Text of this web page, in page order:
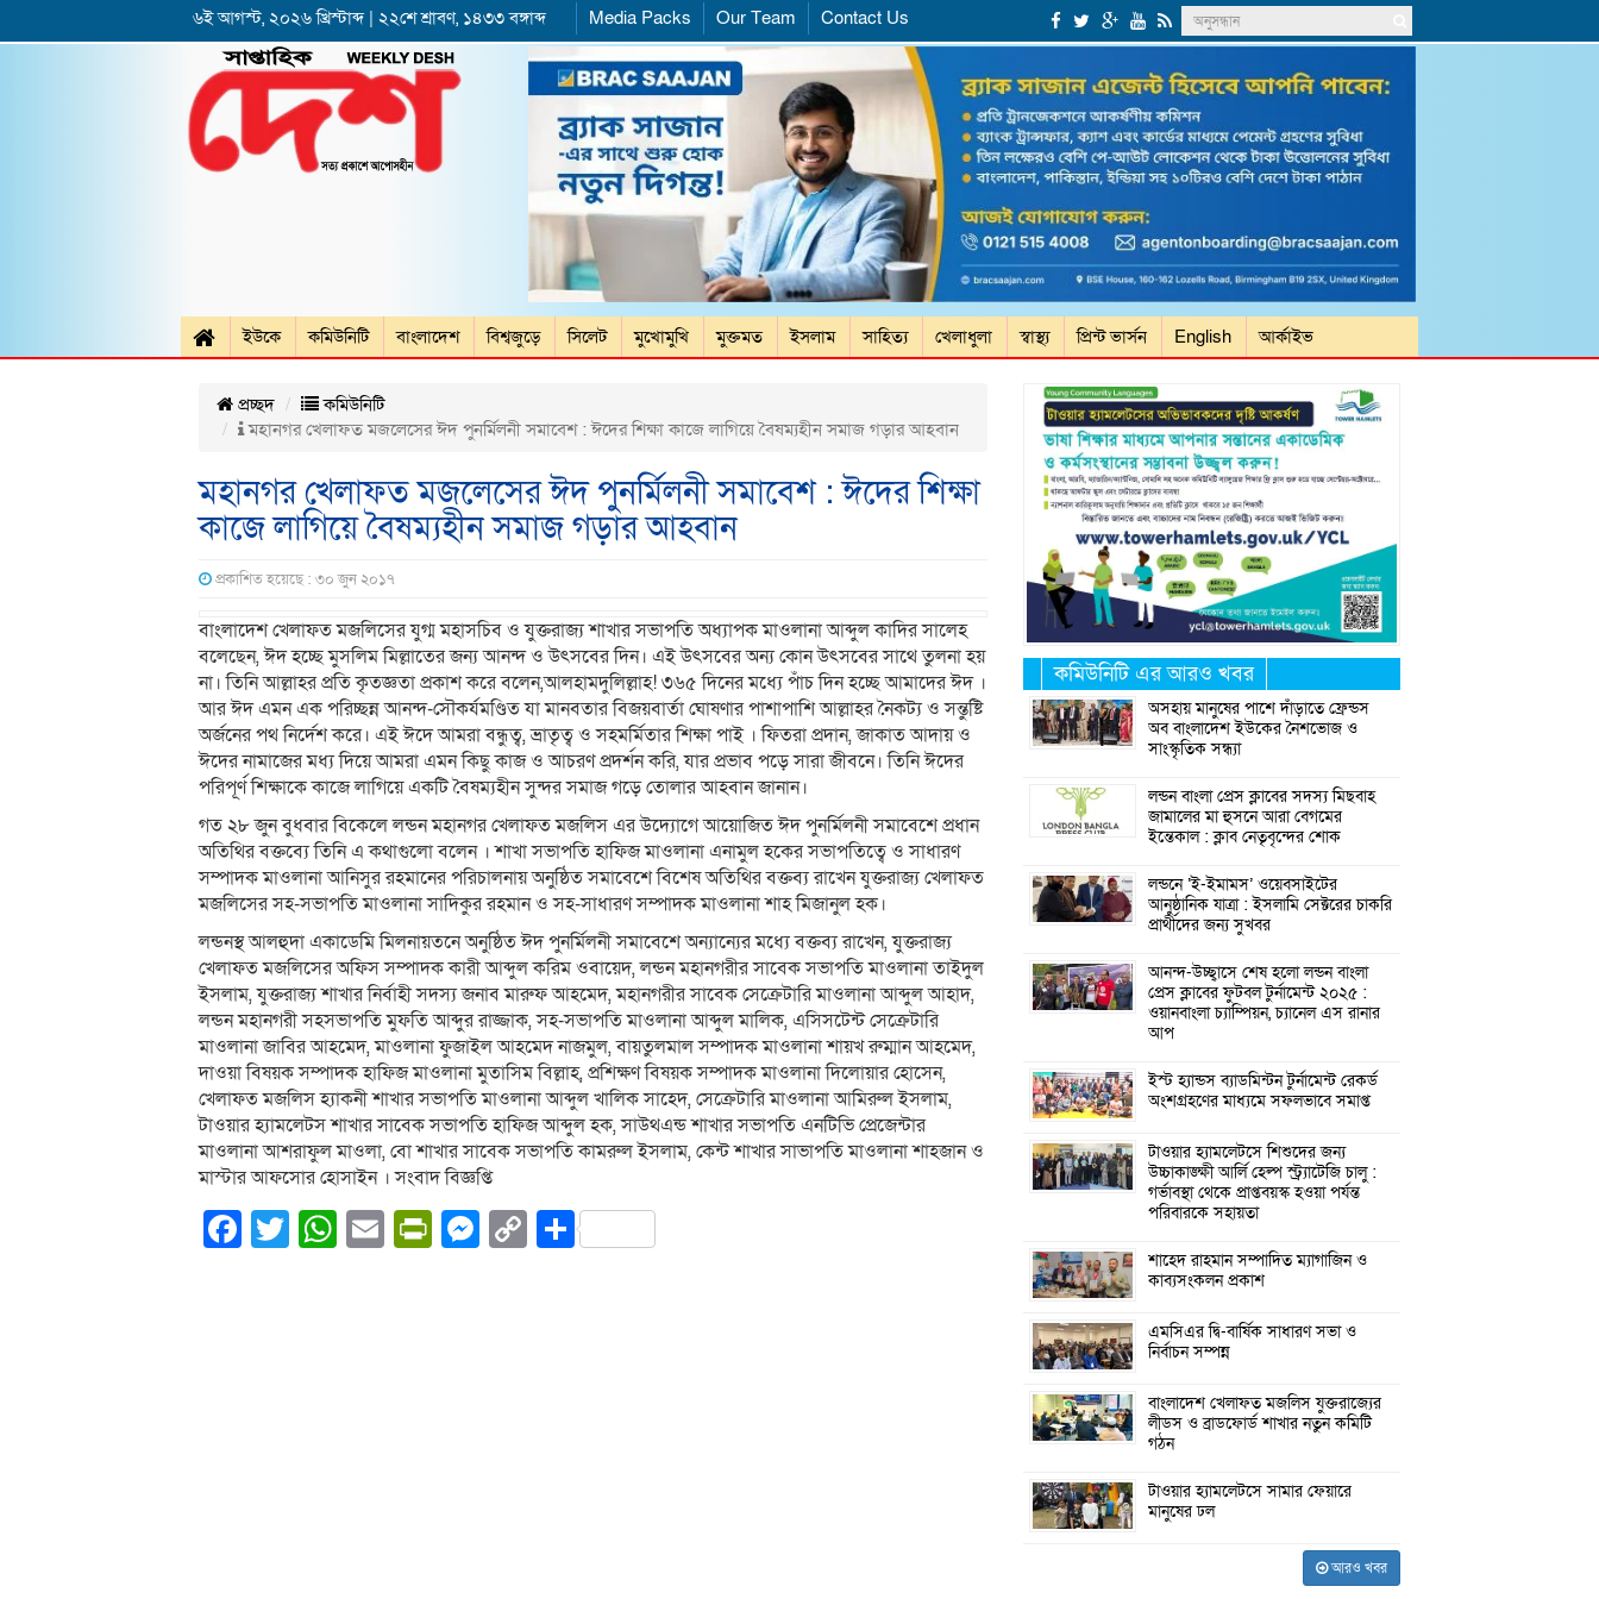
৬ই আগস্ট, ২০২৬ খ্রিস্টাব্দ | ২২শে শ্রাবণ, ১৪৩৩ বঙ্গাব্দ Media Packs Our Team Contact Us
ইউকে কমিউনিটি বাংলাদেশ বিশ্বজুড়ে সিলেট মুখোমুখি মুক্তমত ইসলাম সাহিত্য খেলাধুলা স্বাস্থ্য প্রিন্ট ভার্সন English আর্কাইভ
প্রচ্ছদ
কমিউনিটি
মহানগর খেলাফত মজলেসের ঈদ পুনর্মিলনী সমাবেশ : ঈদের শিক্ষা কাজে লাগিয়ে বৈষম্যহীন সমাজ গড়ার আহবান
মহানগর খেলাফত মজলেসের ঈদ পুনর্মিলনী সমাবেশ : ঈদের শিক্ষা
কাজে লাগিয়ে বৈষম্যহীন সমাজ গড়ার আহবান
প্রকাশিত হয়েছে : ৩০ জুন ২০১৭
বাংলাদেশ খেলাফত মজলিসের যুগ্ম মহাসচিব ও যুক্তরাজ্য শাখার সভাপতি অধ্যাপক মাওলানা আব্দুল কাদির সালেহ
বলেছেন, ঈদ হচ্ছে মুসলিম মিল্লাতের জন্য আনন্দ ও উৎসবের দিন। এই উৎসবের অন্য কোন উৎসবের সাথে তুলনা হয়
না। তিনি আল্লাহর প্রতি কৃতজ্ঞতা প্রকাশ করে বলেন,আলহামদুলিল্লাহ! ৩৬৫ দিনের মধ্যে পাঁচ দিন হচ্ছে আমাদের ঈদ ।
আর ঈদ এমন এক পরিচ্ছন্ন আনন্দ-সৌকর্যমণ্ডিত যা মানবতার বিজয়বার্তা ঘোষণার পাশাপাশি আল্লাহর নৈকট্য ও সন্তুষ্টি
অর্জনের পথ নির্দেশ করে। এই ঈদে আমরা বন্ধুত্ব, ভ্রাতৃত্ব ও সহমর্মিতার শিক্ষা পাই । ফিতরা প্রদান, জাকাত আদায় ও
ঈদের নামাজের মধ্য দিয়ে আমরা এমন কিছু কাজ ও আচরণ প্রদর্শন করি, যার প্রভাব পড়ে সারা জীবনে। তিনি ঈদের
পরিপূর্ণ শিক্ষাকে কাজে লাগিয়ে একটি বৈষম্যহীন সুন্দর সমাজ গড়ে তোলার আহবান জানান।
গত ২৮ জুন বুধবার বিকেলে লন্ডন মহানগর খেলাফত মজলিস এর উদ্যোগে আয়োজিত ঈদ পুনর্মিলনী সমাবেশে প্রধান
অতিথির বক্তব্যে তিনি এ কথাগুলো বলেন । শাখা সভাপতি হাফিজ মাওলানা এনামুল হকের সভাপতিত্বে ও সাধারণ
সম্পাদক মাওলানা আনিসুর রহমানের পরিচালনায় অনুষ্ঠিত সমাবেশে বিশেষ অতিথির বক্তব্য রাখেন যুক্তরাজ্য খেলাফত
মজলিসের সহ-সভাপতি মাওলানা সাদিকুর রহমান ও সহ-সাধারণ সম্পাদক মাওলানা শাহ মিজানুল হক।
লন্ডনস্থ আলহুদা একাডেমি মিলনায়তনে অনুষ্ঠিত ঈদ পুনর্মিলনী সমাবেশে অন্যান্যের মধ্যে বক্তব্য রাখেন, যুক্তরাজ্য
খেলাফত মজলিসের অফিস সম্পাদক কারী আব্দুল করিম ওবায়েদ, লন্ডন মহানগরীর সাবেক সভাপতি মাওলানা তাইদুল
ইসলাম, যুক্তরাজ্য শাখার নির্বাহী সদস্য জনাব মারুফ আহমেদ, মহানগরীর সাবেক সেক্রেটারি মাওলানা আব্দুল আহাদ,
লন্ডন মহানগরী সহসভাপতি মুফতি আব্দুর রাজ্জাক, সহ-সভাপতি মাওলানা আব্দুল মালিক, এসিসটেন্ট সেক্রেটারি
মাওলানা জাবির আহমেদ, মাওলানা ফুজাইল আহমেদ নাজমুল, বায়তুলমাল সম্পাদক মাওলানা শায়খ রুম্মান আহমেদ,
দাওয়া বিষয়ক সম্পাদক হাফিজ মাওলানা মুতাসিম বিল্লাহ, প্রশিক্ষণ বিষয়ক সম্পাদক মাওলানা দিলোয়ার হোসেন,
খেলাফত মজলিস হ্যাকনী শাখার সভাপতি মাওলানা আব্দুল খালিক সাহেদ, সেক্রেটারি মাওলানা আমিরুল ইসলাম,
টাওয়ার হ্যামলেটস শাখার সাবেক সভাপতি হাফিজ আব্দুল হক, সাউথএন্ড শাখার সভাপতি এনটিভি প্রেজেন্টার
মাওলানা আশরাফুল মাওলা, বো শাখার সাবেক সভাপতি কামরুল ইসলাম, কেন্ট শাখার সাভাপতি মাওলানা শাহজান ও
মাস্টার আফসোর হোসাইন । সংবাদ বিজ্ঞপ্তি
Facebook
Twitter
WhatsApp
EmailPrintFriendly
Messenger
CopyShare
কমিউনিটি এর আরও খবর
অসহায় মানুষের পাশে দাঁড়াতে ফ্রেন্ডস
অব বাংলাদেশ ইউকের নৈশভোজ ও
সাংস্কৃতিক সন্ধ্যা
লন্ডন বাংলা প্রেস ক্লাবের সদস্য মিছবাহ
জামালের মা হুসনে আরা বেগমের
ইন্তেকাল : ক্লাব নেতৃবৃন্দের শোক
লন্ডনে ‘ই-ইমামস’ ওয়েবসাইটের
আনুষ্ঠানিক যাত্রা : ইসলামি সেক্টরের চাকরি
প্রার্থীদের জন্য সুখবর
আনন্দ-উচ্ছ্বাসে শেষ হলো লন্ডন বাংলা
প্রেস ক্লাবের ফুটবল টুর্নামেন্ট ২০২৫ :
ওয়ানবাংলা চ্যাম্পিয়ন, চ্যানেল এস রানার
আপ
ইস্ট হ্যান্ডস ব্যাডমিন্টন টুর্নামেন্ট রেকর্ড
অংশগ্রহণের মাধ্যমে সফলভাবে সমাপ্ত
টাওয়ার হ্যামলেটসে শিশুদের জন্য
উচ্চাকাঙ্ক্ষী আর্লি হেল্প স্ট্র্যাটেজি চালু :
গর্ভাবস্থা থেকে প্রাপ্তবয়স্ক হওয়া পর্যন্ত
পরিবারকে সহায়তা
শাহেদ রাহমান সম্পাদিত ম্যাগাজিন ও
কাব্যসংকলন প্রকাশ
এমসিএর দ্বি-বার্ষিক সাধারণ সভা ও
নির্বাচন সম্পন্ন
বাংলাদেশ খেলাফত মজলিস যুক্তরাজ্যের
লীডস ও ব্রাডফোর্ড শাখার নতুন কমিটি
গঠন
টাওয়ার হ্যামলেটসে সামার ফেয়ারে
মানুষের ঢল
আরও খবর